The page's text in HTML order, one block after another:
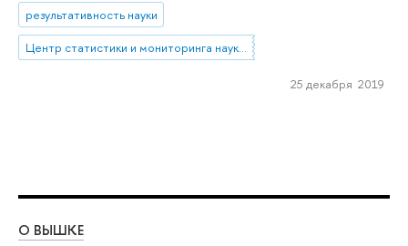
результативность науки
Центр статистики и мониторинга науки и инноваций
25 декабря 2019
О ВЫШКЕ